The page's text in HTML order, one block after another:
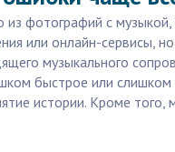
фотографий с
или онлайн-сервисы,
музыкального
быстрое или
истории. Кроме того,